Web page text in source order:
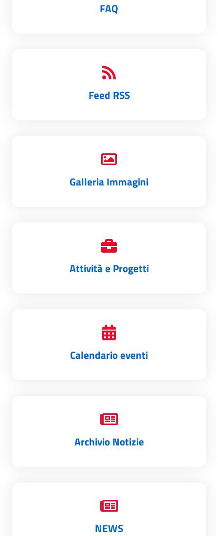
FAQ
Feed RSS
Galleria Immagini
Attività e Progetti
Calendario eventi
Archivio Notizie
NEWS